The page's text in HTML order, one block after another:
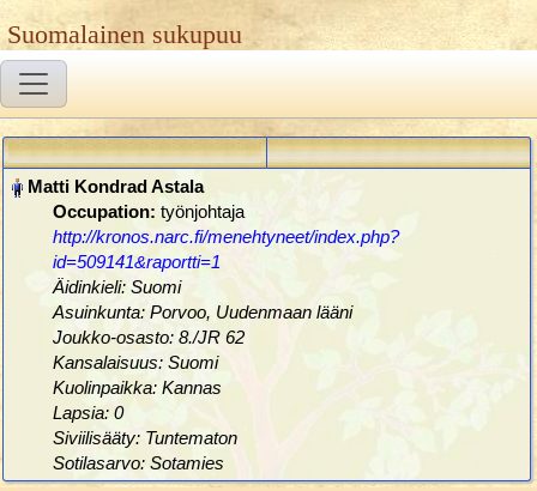
Suomalainen sukupuu
Occupation: työnjohtaja
http://kronos.narc.fi/menehtyneet/index.php?
id=509141&raportti=1
Äidinkieli: Suomi
Asuinkunta: Porvoo, Uudenmaan lääni
Joukko-osasto: 8./JR 62
Kansalaisuus: Suomi
Kuolinpaikka: Kannas
Lapsia: 0
Siviilisääty: Tuntematon
Sotilasarvo: Sotamies